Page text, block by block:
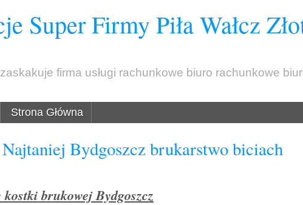
Super Firmy Piła Wałcz
firma usługi rachunkowe biuro rachunkowe
Strona Główna
Bydgoszcz brukarstwo biciach
brukowej Bydgoszcz